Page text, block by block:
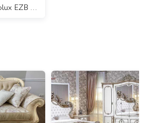
Духовой шкаф Electrolux EZB 52410 AK